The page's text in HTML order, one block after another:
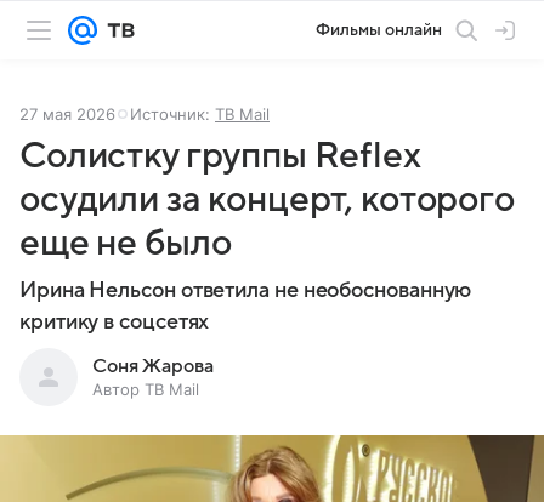
Фильмы онлайн
27 мая 2026 Источник: ТВ Mail
Солистку группы Reflex
осудили за концерт, которого
еще не было
Ирина Нельсон ответила не необоснованную
критику в соцсетях
Соня Жарова
Автор ТВ Mail